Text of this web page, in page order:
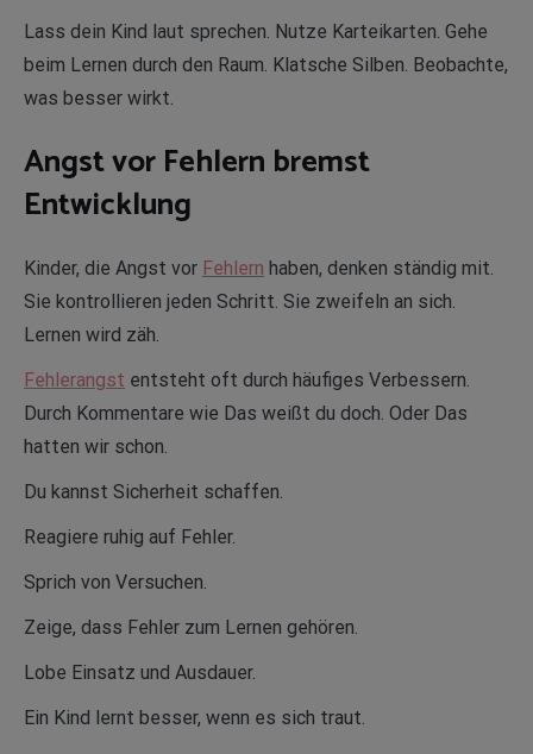
Lass dein Kind laut sprechen. Nutze Karteikarten. Gehe
beim Lernen durch den Raum. Klatsche Silben. Beobachte,
was besser wirkt.
Angst vor Fehlern bremst
Entwicklung
Kinder, die Angst vor Fehlern haben, denken ständig mit.
Sie kontrollieren jeden Schritt. Sie zweifeln an sich.
Lernen wird zäh.
Fehlerangst entsteht oft durch häufiges Verbessern.
Durch Kommentare wie Das weißt du doch. Oder Das
hatten wir schon.
Du kannst Sicherheit schaffen.
Reagiere ruhig auf Fehler.
Sprich von Versuchen.
Zeige, dass Fehler zum Lernen gehören.
Lobe Einsatz und Ausdauer.
Ein Kind lernt besser, wenn es sich traut.